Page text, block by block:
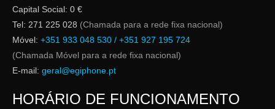
Capital Social: 0 €
Tel: 271 225 028 (Chamada para a rede fixa nacional)
Móvel: +351 933 048 530 / +351 927 195 724
(Chamada Móvel para a rede fixa nacional)
E-mail: geral@egiphone.pt
HORÁRIO DE FUNCIONAMENTO